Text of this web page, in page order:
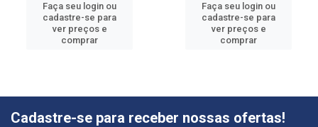
Faça seu login ou
cadastre-se para
ver preços e
comprar
Faça seu login ou
cadastre-se para
ver preços e
comprar
Cadastre-se para receber nossas ofertas!